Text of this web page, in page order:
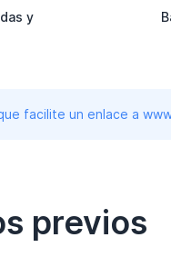
y
facilite un enlace a
previos